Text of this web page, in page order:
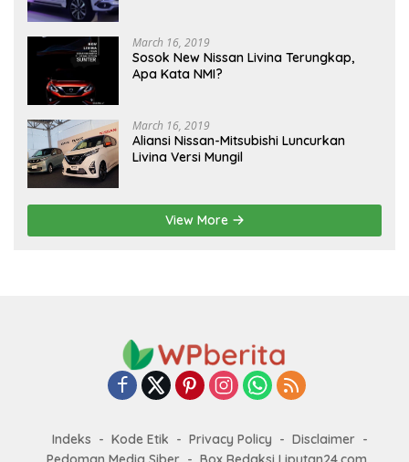
March 16, 2019
Sosok New Nissan Livina Terungkap,
Apa Kata NMI?
March 16, 2019
Aliansi Nissan-Mitsubishi Luncurkan
Livina Versi Mungil
View More
Indeks Kode Etik Privacy Policy
Disclaimer